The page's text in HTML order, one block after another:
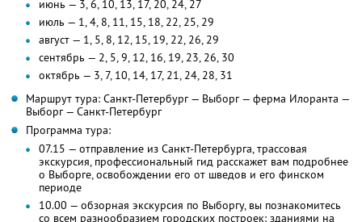
июнь — 3, 6, 10, 13, 17, 20, 24, 27
июль — 1, 4, 8, 11, 15, 18, 22, 25, 29
август — 1, 5, 8, 12, 15, 19, 22, 26, 29
сентябрь — 2, 5, 9, 12, 16, 19, 23, 26, 30
октябрь — 3, 7, 10, 14, 17, 21, 24, 28, 31
Маршрут тура: Санкт-Петербург — Выборг — ферма Илоранта —
Выборг — Санкт-Петербург
Программа тура:
07.15 — отправление из Санкт-Петербурга, трассовая
экскурсия, профессиональный гид расскажет вам подробнее
о Выборге, освобождении его от шведов и его финском
периоде
10.00 — обзорная экскурсия по Выборгу, вы познакомитесь
со всем разнообразием городских построек: зданиями на